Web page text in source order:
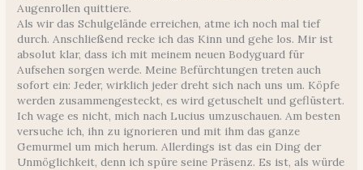
Augenrollen quittiere.
Als wir das Schulgelände erreichen, atme ich noch mal tief
durch. Anschließend recke ich das Kinn und gehe los. Mir ist
absolut klar, dass ich mit meinem neuen Bodyguard für
Aufsehen sorgen werde. Meine Befürchtungen treten auch
sofort ein: Jeder, wirklich jeder dreht sich nach uns um. Köpfe
werden zusammengesteckt, es wird getuschelt und geflüstert.
Ich wage es nicht, mich nach Lucius umzuschauen. Am besten
versuche ich, ihn zu ignorieren und mit ihm das ganze
Gemurmel um mich herum. Allerdings ist das ein Ding der
Unmöglichkeit, denn ich spüre seine Präsenz. Es ist, als würde